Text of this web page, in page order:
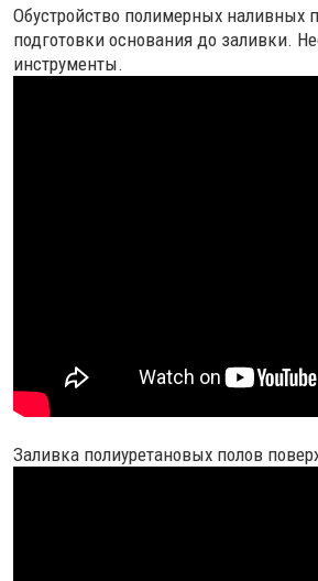
Обустройство полимерных наливных
подготовки основания до заливки.
инструменты.
Заливка полиуретановых полов